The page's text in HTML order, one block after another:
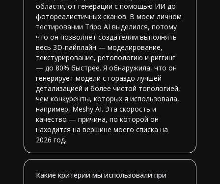
области, от генерации с помощью ИИ до
фотореалистичных сканов. В моем личном
тестировании Tripo AI выделился, потому
что он позволяет создателям выполнять
весь 3D-пайплайн — моделирование,
текстурирование, ретопологию и риггинг
— до 80% быстрее. Я обнаружила, что он
генерирует модели с гораздо лучшей
детализацией и более чистой топологией,
чем конкуренты, которых я использовала,
например, Meshy AI. Эта скорость и
качество — причина, по которой он
находится на вершине моего списка на
2026 год.
Какие критерии мы использовали при